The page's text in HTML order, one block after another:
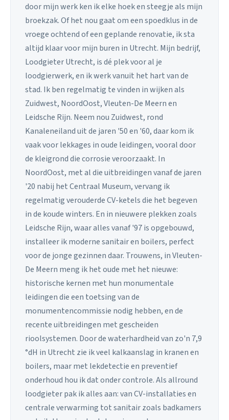
door mijn werk ken ik elke hoek en steegje als mijn
broekzak. Of het nou gaat om een spoedklus in de
vroege ochtend of een geplande renovatie, ik sta
altijd klaar voor mijn buren in Utrecht. Mijn bedrijf,
Loodgieter Utrecht, is dé plek voor al je
loodgierwerk, en ik werk vanuit het hart van de
stad. Ik ben regelmatig te vinden in wijken als
Zuidwest, NoordOost, Vleuten-De Meern en
Leidsche Rijn. Neem nou Zuidwest, rond
Kanaleneiland uit de jaren '50 en '60, daar kom ik
vaak voor lekkages in oude leidingen, vooral door
de kleigrond die corrosie veroorzaakt. In
NoordOost, met al die uitbreidingen vanaf de jaren
'20 nabij het Centraal Museum, vervang ik
regelmatig verouderde CV-ketels die het begeven
in de koude winters. En in nieuwere plekken zoals
Leidsche Rijn, waar alles vanaf '97 is opgebouwd,
installeer ik moderne sanitair en boilers, perfect
voor de jonge gezinnen daar. Trouwens, in Vleuten-
De Meern meng ik het oude met het nieuwe:
historische kernen met hun monumentale
leidingen die een toetsing van de
monumentencommissie nodig hebben, en de
recente uitbreidingen met gescheiden
rioolsystemen. Door de waterhardheid van zo'n 7,9
°dH in Utrecht zie ik veel kalkaanslag in kranen en
boilers, maar met lekdetectie en preventief
onderhoud hou ik dat onder controle. Als allround
loodgieter pak ik alles aan: van CV-installaties en
centrale verwarming tot sanitair zoals badkamers